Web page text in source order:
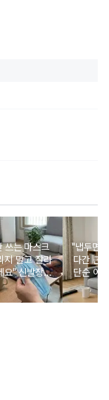
쓰는 마스크
지 말고 잘라
요" 신발장에
한 냄새를 잡
아줍니다
"냅두면
다간 큰
단순 어
로 착각
오십견